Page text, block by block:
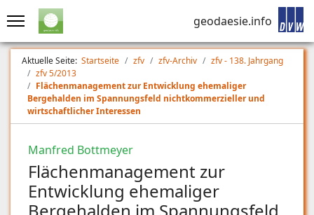
geodaesie.info
Aktuelle Seite: Startseite zfv zfv-Archiv
zfv - 138. Jahrgang
zfv 5/2013
Flächenmanagement zur Entwicklung ehemaliger
Bergehalden im Spannungsfeld nichtkommerzieller und
wirtschaftlicher Interessen
Manfred Bottmeyer
Flächenmanagement zur
Entwicklung ehemaliger